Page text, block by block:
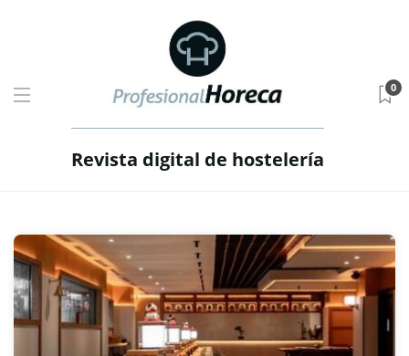
Revista digital de hostelería
0